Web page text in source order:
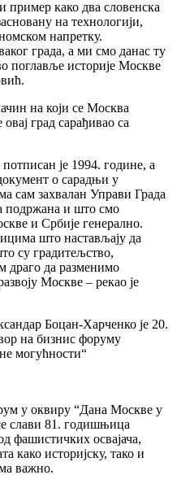
пример како два словенска
на технологији,
напретку.
града, а ми смо данас ту
поглавље историје Москве
на који се Москва
град сарађивао са
је 1994. године, а
о сарадњи у
сам захвалан Управи Града
подржана и што смо
и Србије генерално.
што настављају да
су градитељство,
драго да разменимо
Москве – рекао је
Боцан-Харченко је 20.
на бизнис форуму
могућности“
у оквиру “Дана Москве у
слави 81. годишњица
фашистичких освајача,
како историјску, тако и
важно.